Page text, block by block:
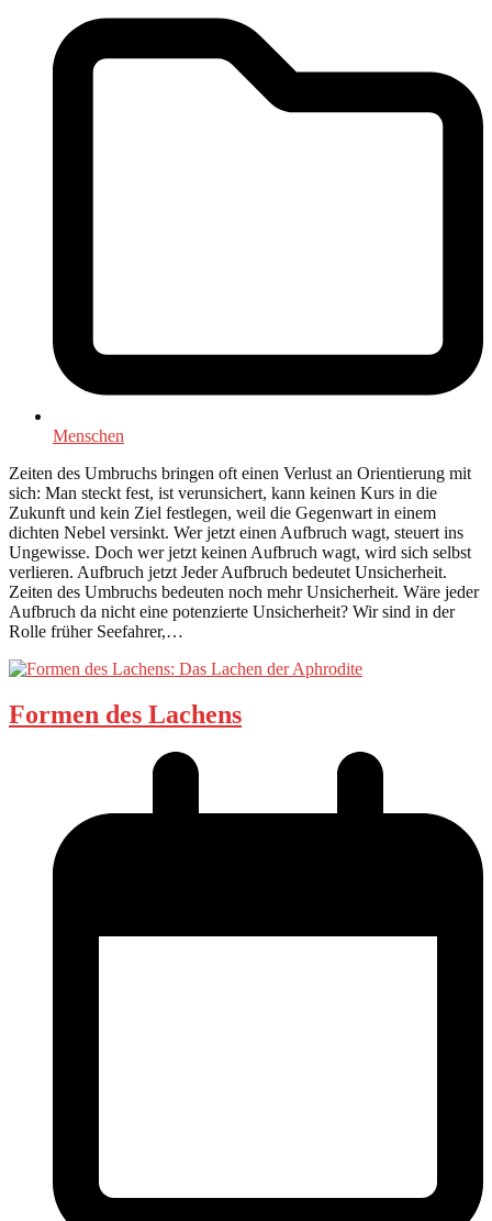
Menschen
Zeiten des Umbruchs bringen oft einen Verlust an Orientierung mit
sich: Man steckt fest, ist verunsichert, kann keinen Kurs in die
Zukunft und kein Ziel festlegen, weil die Gegenwart in einem
dichten Nebel versinkt. Wer jetzt einen Aufbruch wagt, steuert ins
Ungewisse. Doch wer jetzt keinen Aufbruch wagt, wird sich selbst
verlieren. Aufbruch jetzt Jeder Aufbruch bedeutet Unsicherheit.
Zeiten des Umbruchs bedeuten noch mehr Unsicherheit. Wäre jeder
Aufbruch da nicht eine potenzierte Unsicherheit? Wir sind in der
Rolle früher Seefahrer,…
Formen des Lachens